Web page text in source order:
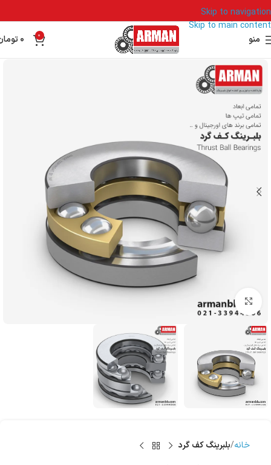
Skip to navigation
Skip to main content
منو
0
0
بزرگنمایی تصویر
خانه بلبرینگ کف گرد